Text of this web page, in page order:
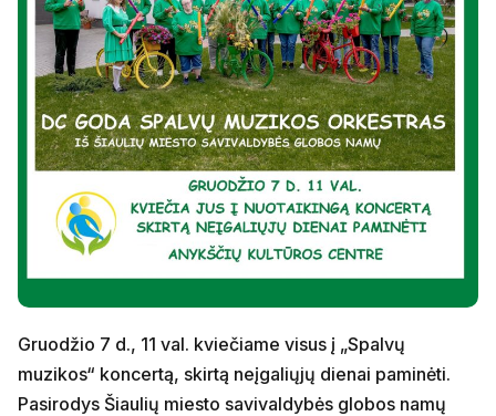
Gruodžio 7 d., 11 val. kviečiame visus į „Spalvų
muzikos“ koncertą, skirtą neįgaliųjų dienai paminėti.
Pasirodys Šiaulių miesto savivaldybės globos namų